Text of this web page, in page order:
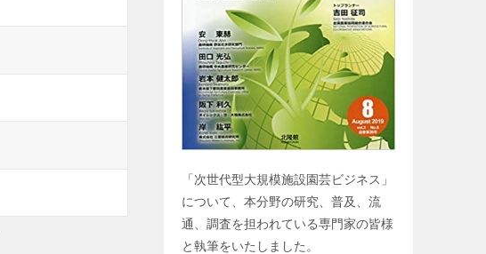
「次世代型大規模施設園芸ビジネス」
について、本分野の研究、普及、流
通、調査を担われている専門家の皆様
と執筆をいたしました。